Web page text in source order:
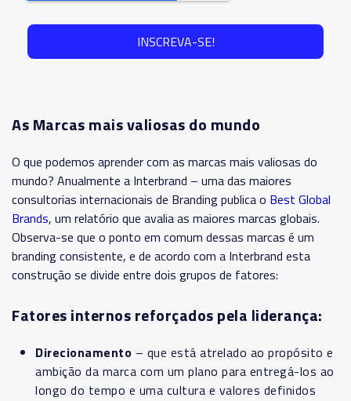
As Marcas mais valiosas do mundo
O que podemos aprender com as marcas mais valiosas do
mundo? Anualmente a Interbrand – uma das maiores
consultorias internacionais de Branding publica o Best Global
Brands, um relatório que avalia as maiores marcas globais.
Observa-se que o ponto em comum dessas marcas é um
branding consistente, e de acordo com a Interbrand esta
construção se divide entre dois grupos de fatores:
Fatores internos reforçados pela liderança:
Direcionamento – que está atrelado ao propósito e
ambição da marca com um plano para entregá-los ao
longo do tempo e uma cultura e valores definidos